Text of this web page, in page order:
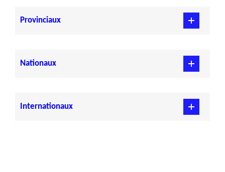
Provinciaux
Nationaux
Internationaux